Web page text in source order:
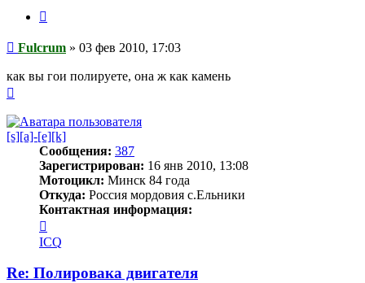
Сообщение
Fulcrum » 03 фев 2010, 17:03
как вы гои полируете, она ж как камень
началу
[s][a]-[e][k]
Сообщения: 387
Зарегистрирован: 16 янв 2010, 13:08
Мотоцикл: Минск 84 года
Откуда: Россия мордовия с.Ельники
Контактная информация:
информация
пользователя
ICQ
Re: Полировака двигателя